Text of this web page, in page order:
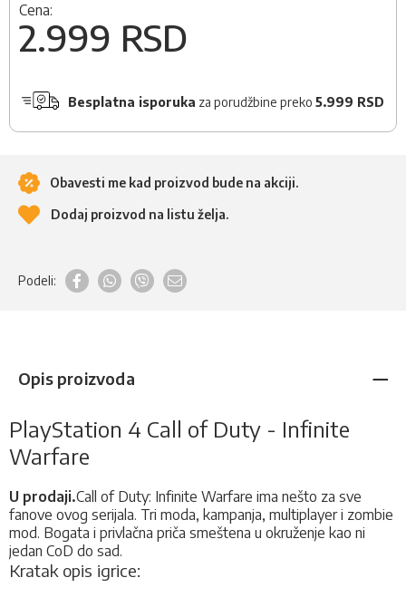
Cena:
2.999 RSD
Besplatna isporuka za porudžbine preko 5.999 RSD
Obavesti me kad proizvod bude na akciji.
Dodaj proizvod na listu želja.
Podeli:
Opis proizvoda
PlayStation 4 Call of Duty - Infinite
Warfare
U prodaji.Call of Duty: Infinite Warfare ima nešto za sve
fanove ovog serijala. Tri moda, kampanja, multiplayer i zombie
mod. Bogata i privlačna priča smeštena u okruženje kao ni
jedan CoD do sad.
Kratak opis igrice: